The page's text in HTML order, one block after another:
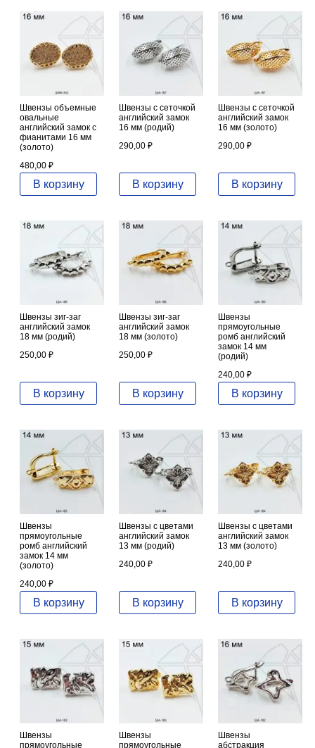
Швензы объемные
овальные
английский замок с
фианитами 16 мм
(золото)
480,00 ₽
В корзину
Швензы с сеточкой
английский замок
16 мм (родий)
290,00 ₽
В корзину
Швензы с сеточкой
английский замок
16 мм (золото)
290,00 ₽
В корзину
Швензы зиг-заг
английский замок
18 мм (родий)
250,00 ₽
В корзину
Швензы зиг-заг
английский замок
18 мм (золото)
250,00 ₽
В корзину
Швензы
прямоугольные
ромб английский
замок 14 мм
(родий)
240,00 ₽
В корзину
Швензы
прямоугольные
ромб английский
замок 14 мм
(золото)
240,00 ₽
В корзину
Швензы с цветами
английский замок
13 мм (родий)
240,00 ₽
В корзину
Швензы с цветами
английский замок
13 мм (золото)
240,00 ₽
В корзину
Швензы
прямоугольные
Швензы
прямоугольные
Швензы
абстракция